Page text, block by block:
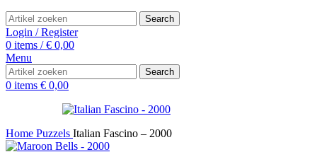
Search
Login / Register
0 items / € 0,00
Menu
Search
0 items € 0,00
Home Puzzels Italian Fascino – 2000